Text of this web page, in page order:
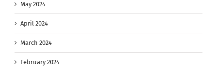
May 2024
April 2024
March 2024
February 2024